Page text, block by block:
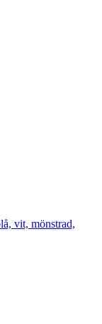
vit, mönstrad,